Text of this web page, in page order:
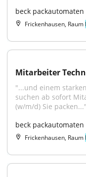
beck packautomaten
Frickenhausen, Raum
Mitarbeiter
"...und einem
suchen ab sofort
(w/m/d) Sie packen..."
beck packautomaten
Frickenhausen, Raum